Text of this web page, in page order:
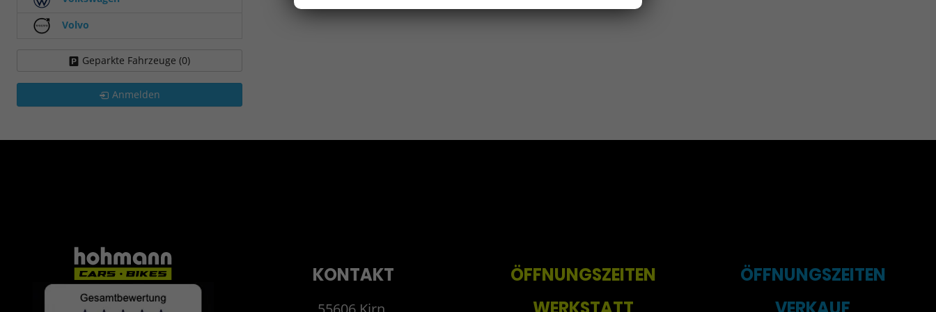
Volvo
Geparkte Fahrzeuge (0)
Anmelden
KONTAKT
ÖFFNUNGSZEITEN
ÖFFNUNGSZEITEN